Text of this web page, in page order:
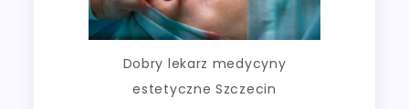
Dobry lekarz medycyny
estetyczne Szczecin